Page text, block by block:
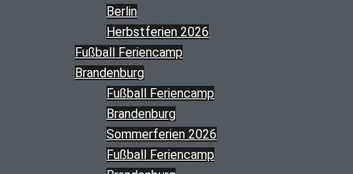
Berlin
Herbstferien 2026
Fußball Feriencamp
Brandenburg
Fußball Feriencamp
Brandenburg
Sommerferien 2026
Fußball Feriencamp